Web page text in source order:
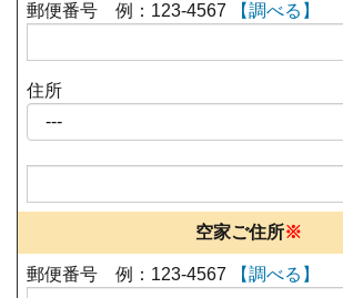
郵便番号 例：123-4567 【調べる】
住所
空家ご住所※
郵便番号 例：123-4567 【調べる】